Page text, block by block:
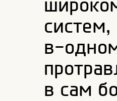
в-
в сам